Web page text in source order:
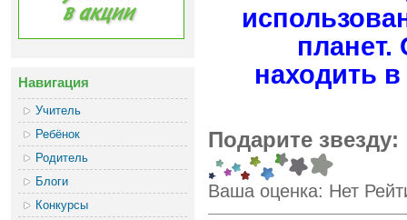
Навигация
Учитель
Ребёнок
Родитель
Блоги
Конкурсы
находить
Подарите звезду:
Ваша оценка: Нет